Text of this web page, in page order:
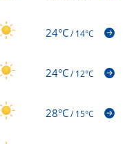
24°C/14°C
24°C/12°C
28°C/15°C